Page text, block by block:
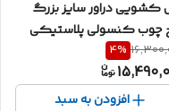
فایل کشویی دراور سایز بزرگ
چوب کنسولی پلاستیکی
4%
افزودن به سبد